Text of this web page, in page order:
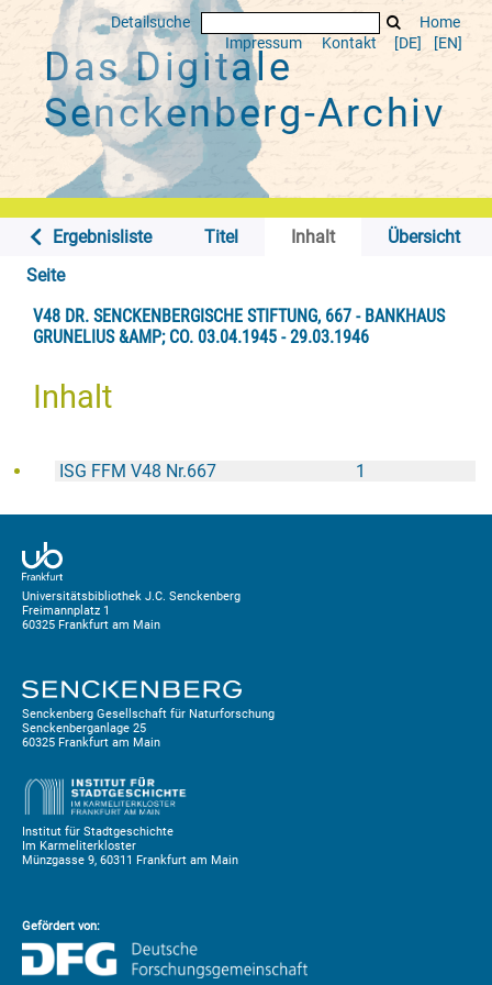
Detailsuche
Home
Impressum
Kontakt [DE] [EN]
Das Digitale
Senckenberg-Archiv
Ergebnisliste Titel Inhalt
Übersicht
Seite
V48 DR. SENCKENBERGISCHE STIFTUNG, 667 - BANKHAUS
GRUNELIUS &AMP; CO. 03.04.1945 - 29.03.1946
Inhalt
1
ISG FFM V48 Nr.667
Universitätsbibliothek J.C. Senckenberg
Freimannplatz 1
60325 Frankfurt am Main
Senckenberg Gesellschaft für Naturforschung
Senckenberganlage 25
60325 Frankfurt am Main
Institut für Stadtgeschichte
Im Karmeliterkloster
Münzgasse 9, 60311 Frankfurt am Main
Gefördert von: